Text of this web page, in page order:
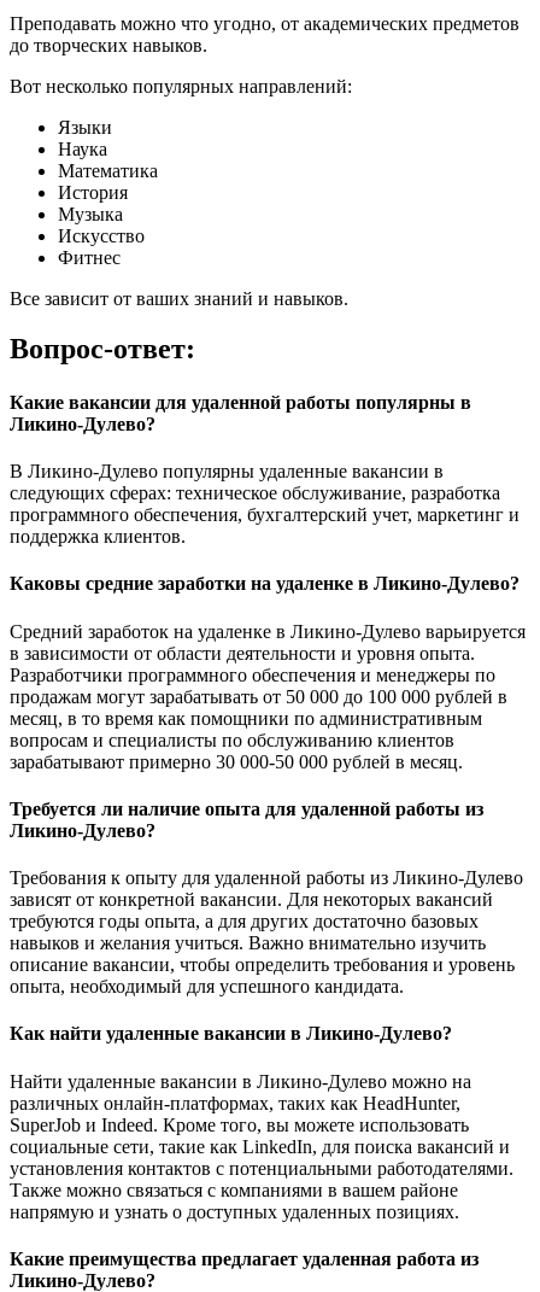
Преподавать можно что угодно, от академических предметов
до творческих навыков.
Вот несколько популярных направлений:
Языки
Наука
Математика
История
Музыка
Искусство
Фитнес
Все зависит от ваших знаний и навыков.
Вопрос-ответ:
Какие вакансии для удаленной работы популярны в
Ликино-Дулево?
В Ликино-Дулево популярны удаленные вакансии в
следующих сферах: техническое обслуживание, разработка
программного обеспечения, бухгалтерский учет, маркетинг и
поддержка клиентов.
Каковы средние заработки на удаленке в Ликино-Дулево?
Средний заработок на удаленке в Ликино-Дулево варьируется
в зависимости от области деятельности и уровня опыта.
Разработчики программного обеспечения и менеджеры по
продажам могут зарабатывать от 50 000 до 100 000 рублей в
месяц, в то время как помощники по административным
вопросам и специалисты по обслуживанию клиентов
зарабатывают примерно 30 000-50 000 рублей в месяц.
Требуется ли наличие опыта для удаленной работы из
Ликино-Дулево?
Требования к опыту для удаленной работы из Ликино-Дулево
зависят от конкретной вакансии. Для некоторых вакансий
требуются годы опыта, а для других достаточно базовых
навыков и желания учиться. Важно внимательно изучить
описание вакансии, чтобы определить требования и уровень
опыта, необходимый для успешного кандидата.
Как найти удаленные вакансии в Ликино-Дулево?
Найти удаленные вакансии в Ликино-Дулево можно на
различных онлайн-платформах, таких как HeadHunter,
SuperJob и Indeed. Кроме того, вы можете использовать
социальные сети, такие как LinkedIn, для поиска вакансий и
установления контактов с потенциальными работодателями.
Также можно связаться с компаниями в вашем районе
напрямую и узнать о доступных удаленных позициях.
Какие преимущества предлагает удаленная работа из
Ликино-Дулево?